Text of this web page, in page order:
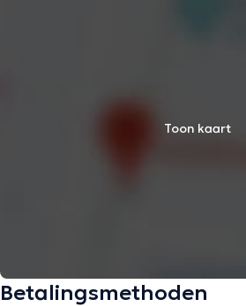
Toon kaart
Betalingsmethoden